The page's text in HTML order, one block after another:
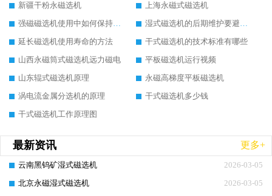
新疆干粉永磁选机
上海永磁式磁选机
强磁磁选机使用中如何保持其顺畅运行
湿式磁选机的后期维护要避开哪些坑
延长磁选机使用寿命的方法
干式磁选机的技术标准有哪些
山西永磁筒式磁选机远力磁电
平板磁选机运行视频
山东辊式磁选机原理
永磁高梯度平板磁选机
涡电流金属分选机的原理
干式磁选机多少钱
干式磁选机工作原理图
最新资讯 更多+
2026-03-05
云南黑钨矿湿式磁选机
2026-03-05
北京永磁湿式磁选机